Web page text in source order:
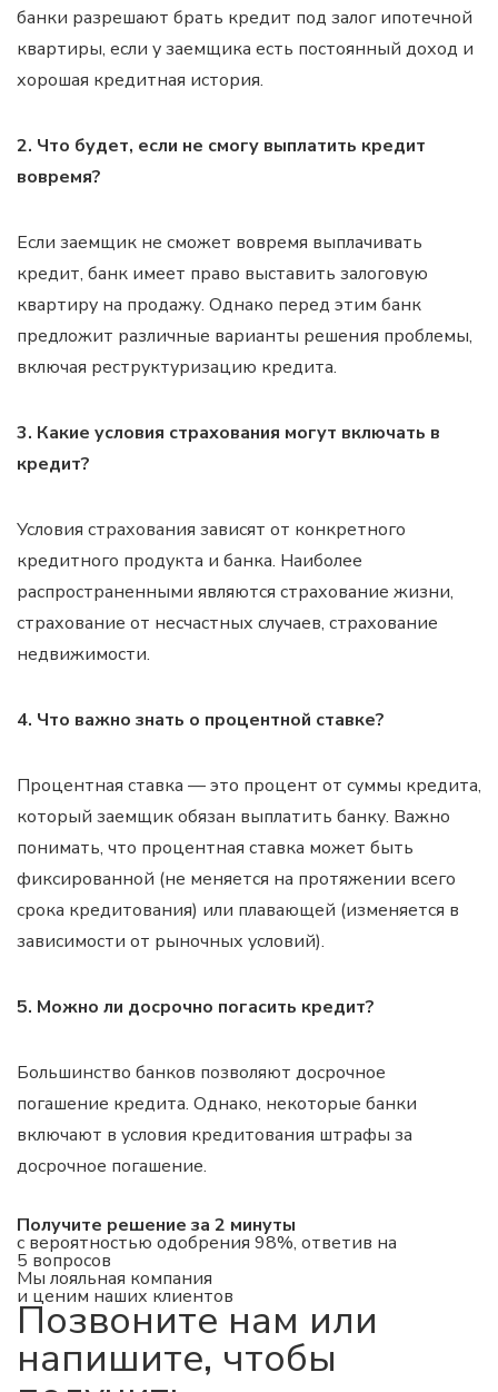
банки разрешают брать кредит под залог ипотечной
квартиры, если у заемщика есть постоянный доход и
хорошая кредитная история.
2. Что будет, если не смогу выплатить кредит
вовремя?
Если заемщик не сможет вовремя выплачивать
кредит, банк имеет право выставить залоговую
квартиру на продажу. Однако перед этим банк
предложит различные варианты решения проблемы,
включая реструктуризацию кредита.
3. Какие условия страхования могут включать в
кредит?
Условия страхования зависят от конкретного
кредитного продукта и банка. Наиболее
распространенными являются страхование жизни,
страхование от несчастных случаев, страхование
недвижимости.
4. Что важно знать о процентной ставке?
Процентная ставка — это процент от суммы кредита,
который заемщик обязан выплатить банку. Важно
понимать, что процентная ставка может быть
фиксированной (не меняется на протяжении всего
срока кредитования) или плавающей (изменяется в
зависимости от рыночных условий).
5. Можно ли досрочно погасить кредит?
Большинство банков позволяют досрочное
погашение кредита. Однако, некоторые банки
включают в условия кредитования штрафы за
досрочное погашение.
Получите решение за 2 минуты
с вероятностью одобрения 98%, ответив на
5 вопросов
Мы лояльная компания
и ценим наших клиентов
Позвоните нам или
напишите, чтобы